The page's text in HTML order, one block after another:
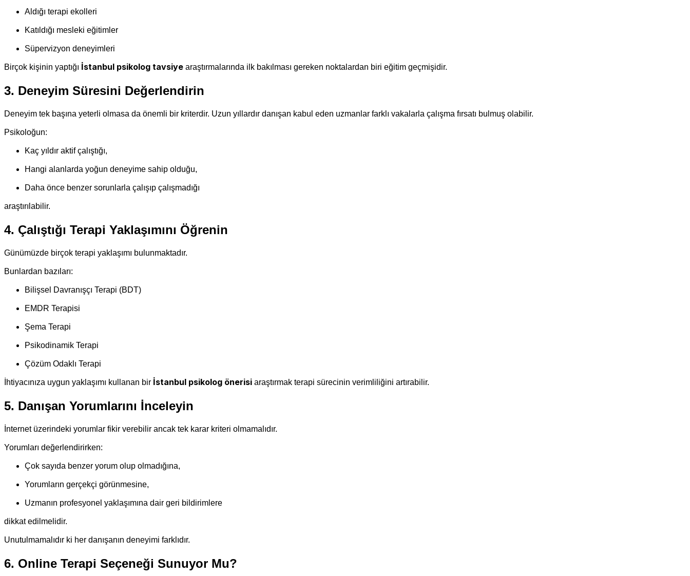
Aldığı terapi ekolleri
Katıldığı mesleki eğitimler
Süpervizyon deneyimleri
Birçok kişinin yaptığı İstanbul psikolog tavsiye araştırmalarında ilk bakılması gereken noktalardan biri eğitim geçmişidir.
3. Deneyim Süresini Değerlendirin
Deneyim tek başına yeterli olmasa da önemli bir kriterdir. Uzun yıllardır danışan kabul eden uzmanlar farklı vakalarla çalışma fırsatı bulmuş olabilir.
Psikoloğun:
Kaç yıldır aktif çalıştığı,
Hangi alanlarda yoğun deneyime sahip olduğu,
Daha önce benzer sorunlarla çalışıp çalışmadığı
araştırılabilir.
4. Çalıştığı Terapi Yaklaşımını Öğrenin
Günümüzde birçok terapi yaklaşımı bulunmaktadır.
Bunlardan bazıları:
Bilişsel Davranışçı Terapi (BDT)
EMDR Terapisi
Şema Terapi
Psikodinamik Terapi
Çözüm Odaklı Terapi
İhtiyacınıza uygun yaklaşımı kullanan bir İstanbul psikolog önerisi araştırmak terapi sürecinin verimliliğini artırabilir.
5. Danışan Yorumlarını İnceleyin
İnternet üzerindeki yorumlar fikir verebilir ancak tek karar kriteri olmamalıdır.
Yorumları değerlendirirken:
Çok sayıda benzer yorum olup olmadığına,
Yorumların gerçekçi görünmesine,
Uzmanın profesyonel yaklaşımına dair geri bildirimlere
dikkat edilmelidir.
Unutulmamalıdır ki her danışanın deneyimi farklıdır.
6. Online Terapi Seçeneği Sunuyor Mu?